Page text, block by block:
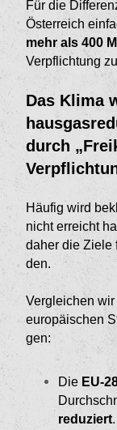
Für die
Österreich
mehr als 400
Verpflichtung
Das Klima
durch
Häufig wird
nicht erreicht
daher die Ziele
den.
Vergleichen
europäischen
gen:
Die EU-
reduziert.